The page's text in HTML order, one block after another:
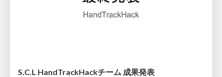
S.C.L HandTrackHackチーム 成果発表